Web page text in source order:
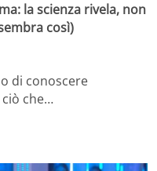
la scienza rivela, non
così)
di conoscere
che…